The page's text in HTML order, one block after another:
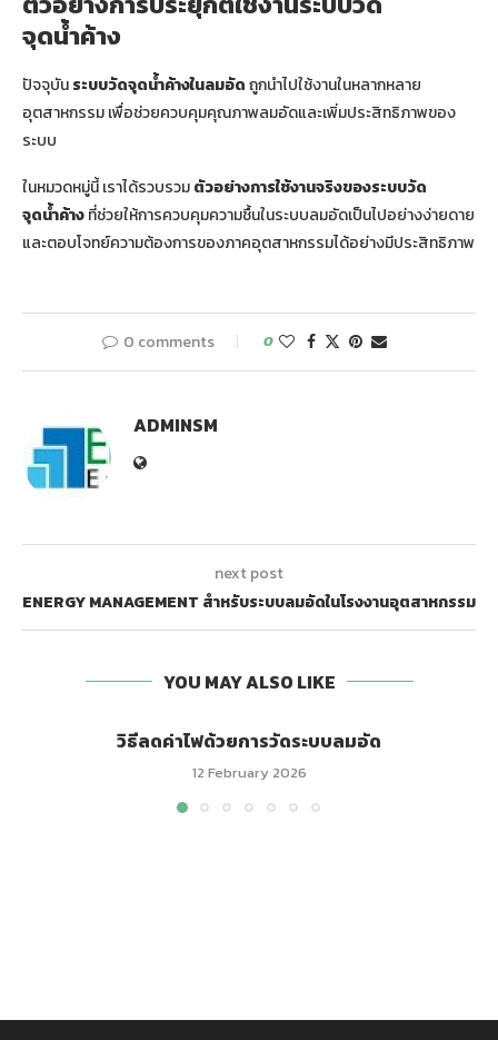
จุดน้ำค้าง
ปัจจุบันระบบวัดจุดน้ำค้างในลมอัดถูกนำไปใช้งานในหลากหลาย
อุตสาหกรรม เพื่อช่วยควบคุมคุณภาพลมอัดและเพิ่มประสิทธิภาพของ
ระบบ
ในหมวดหมู่นี้ เราได้รวบรวมตัวอย่างการใช้งานจริงของระบบวัด
จุดน้ำค้างที่ช่วยให้การควบคุมความชื้นในระบบลมอัดเป็นไปอย่างง่ายดาย
และตอบโจทย์ความต้องการของภาคอุตสาหกรรมได้อย่างมีประสิทธิภาพ
0 comments 0
ADMINSM
next post
ENERGY MANAGEMENT สำหรับระบบลมอัดในโรงงานอุตสาหกรรม
YOU MAY ALSO LIKE
วิธีลดค่าไฟด้วยการวัดระบบลมอัด
12 February 2026